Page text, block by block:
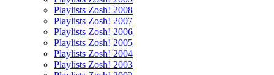
Playlists Zosh! 2008
Playlists Zosh! 2007
Playlists Zosh! 2006
Playlists Zosh! 2005
Playlists Zosh! 2004
Playlists Zosh! 2003